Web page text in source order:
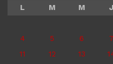
L
M M J
4
5 6 7
11
12 13